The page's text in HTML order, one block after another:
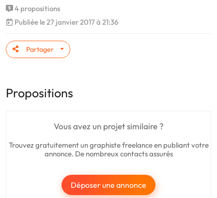
4 propositions
Publiée le 27 janvier 2017 à 21:36
Partager
Propositions
Vous avez un projet similaire ?
Trouvez gratuitement un graphiste freelance en publiant votre
annonce. De nombreux contacts assurés
Déposer une annonce